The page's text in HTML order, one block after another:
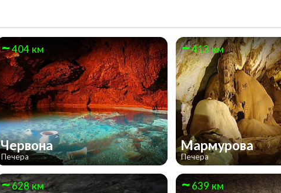
404 км
Червона
Печера
413 км
Мармурова
Печера
628 км 639 км